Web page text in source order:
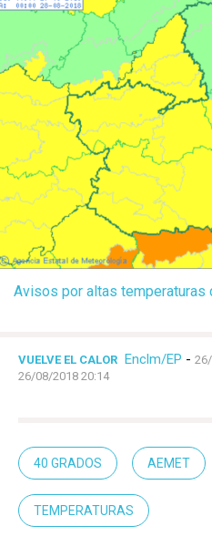
Avisos por altas temperaturas
VUELVE EL CALOR Enclm/EP -
26/08/2018 20:14
40 GRADOS AEMET
TEMPERATURAS